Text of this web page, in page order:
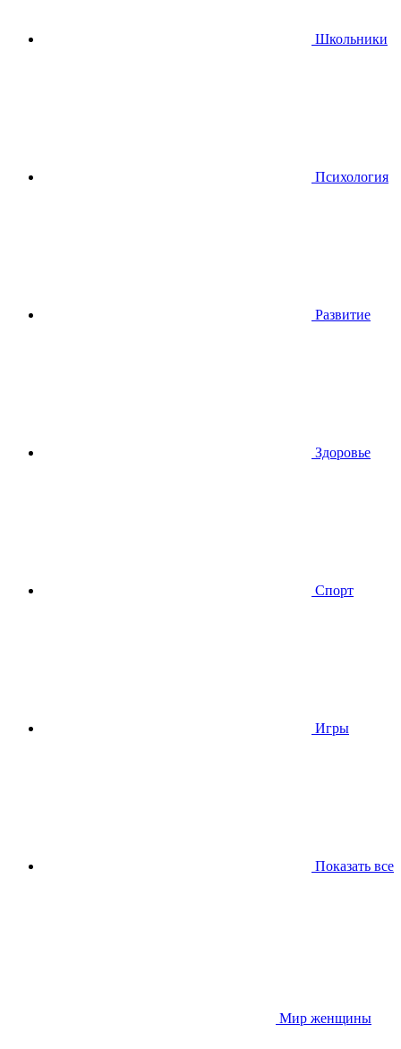
Школьники
Психология
Развитие
Здоровье
Спорт
Игры
Показать все
Мир женщины